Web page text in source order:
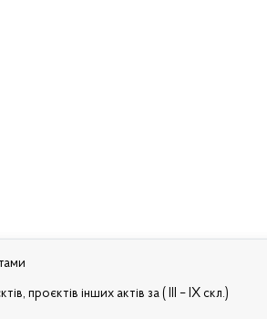
проєктів інших актів за ( III – IX скл.)